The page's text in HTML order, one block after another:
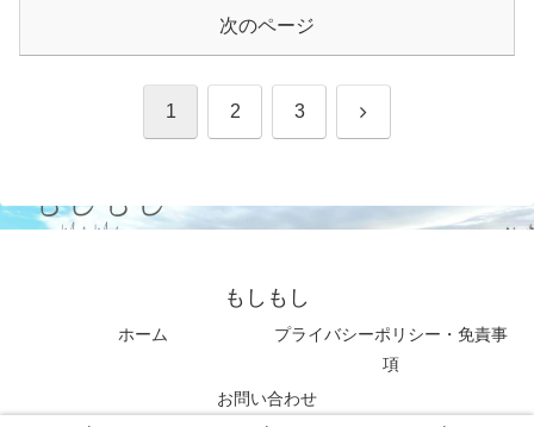
次のページ
1 2 3 次
もしもし
ホーム
プライバシーポリシー・免責事
項
お問い合わせ